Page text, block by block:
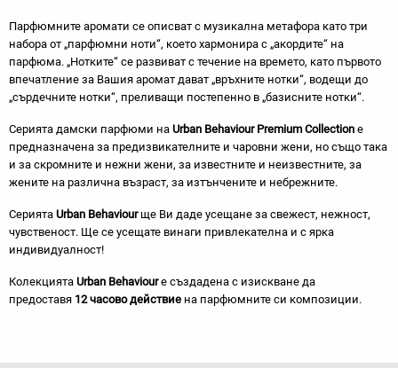
Парфюмните аромати се описват с музикална метафора като три
набора от „парфюмни ноти“, което хармонира с „акордите“ на
парфюма. „Нотките“ се развиват с течение на времето, като първото
впечатление за Вашия аромат дават „връхните нотки“, водещи до
„сърдечните нотки“, преливащи постепенно в „базисните нотки“.
Серията дамски парфюми на Urban Behaviour Premium Collection е
предназначена за предизвикателните и чаровни жени, но също така
и за скромните и нежни жени, за известните и неизвестните, за
жените на различна възраст, за изтънчените и небрежните.
Серията Urban Behaviourще Ви даде усещане за свежест, нежност,
чувственост. Ще се усещате винаги привлекателна и с ярка
индивидуалност!
Колекцията Urban Behaviourе създадена с изискване да
предоставя 12 часово действие на парфюмните си композиции.